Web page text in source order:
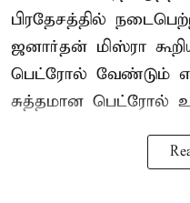
பிரதேசத்தில்
ஜனார்தன் மிஸ்ரா
பெட்ரோல் வேண்டும்
சுத்தமான பெட்ரோல்